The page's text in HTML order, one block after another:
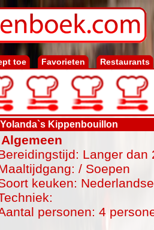
toe Favorieten Restaurants
Yolanda`s Kippenbouillon
Algemeen
Langer dan
/ Soepen
keuken:
personen: 4